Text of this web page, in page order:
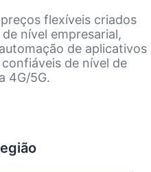
flexíveis criados
nível empresarial,
de aplicativos
de nível de
4G/5G.